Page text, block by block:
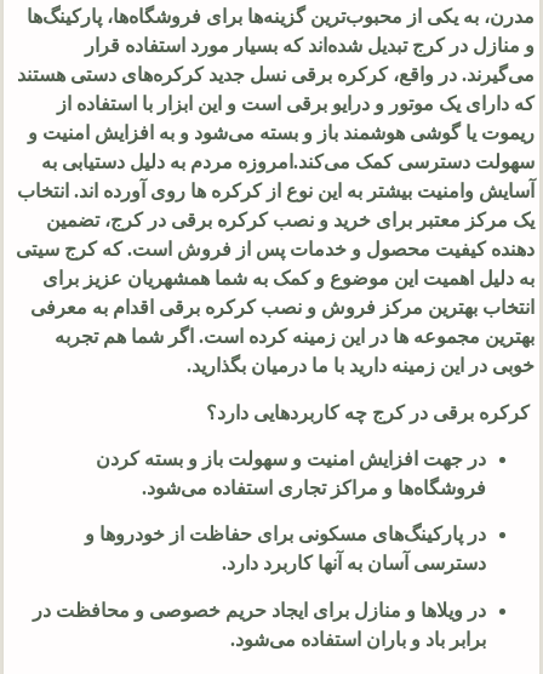
مدرن، به یکی از محبوب‌ترین گزینه‌ها برای فروشگاه‌ها، پارکینگ‌ها
و منازل در کرج تبدیل شده‌اند که بسیار مورد استفاده قرار
می‌گیرند. در واقع، کرکره برقی نسل جدید کرکره‌های دستی هستند
که دارای یک موتور و درایو برقی است و این ابزار با استفاده از
ریموت یا گوشی هوشمند باز و بسته می‌شود و به افزایش امنیت و
سهولت دسترسی کمک می‌کند.امروزه مردم به دلیل دستیابی به
آسایش وامنیت بیشتر به این نوع از کرکره ها روی آورده اند. انتخاب
یک مرکز معتبر برای خرید و نصب کرکره برقی در کرج، تضمین‌
دهنده کیفیت محصول و خدمات پس از فروش است. که کرج سیتی
به دلیل اهمیت این موضوع و کمک به شما همشهریان عزیز برای
انتخاب بهترین مرکز فروش و نصب کرکره برقی اقدام به معرفی
بهترین مجموعه ها در این زمینه کرده است. اگر شما هم تجربه
خوبی در این زمینه دارید با ما درمیان بگذارید.
کرکره برقی در کرج چه کاربردهایی دارد؟
در جهت افزایش امنیت و سهولت باز و بسته کردن
فروشگاه‌ها و مراکز تجاری استفاده می‌شود.
در پارکینگ‌های مسکونی برای حفاظت از خودروها و
دسترسی آسان به آنها کاربرد دارد.
در ویلا‌ها و منازل برای ایجاد حریم خصوصی و محافظت در
برابر باد و باران استفاده می‌شود.